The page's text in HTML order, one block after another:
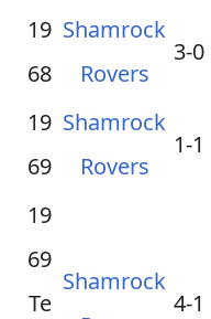
19
68
Shamrock
Rovers
3-0
19
69
Shamrock
Rovers
1-1
19
69
Te
Shamrock
4-1